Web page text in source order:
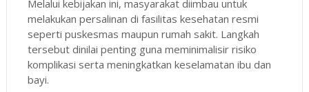
Melalui kebijakan ini, masyarakat diimbau untuk
melakukan persalinan di fasilitas kesehatan resmi
seperti puskesmas maupun rumah sakit. Langkah
tersebut dinilai penting guna meminimalisir risiko
komplikasi serta meningkatkan keselamatan ibu dan
bayi.